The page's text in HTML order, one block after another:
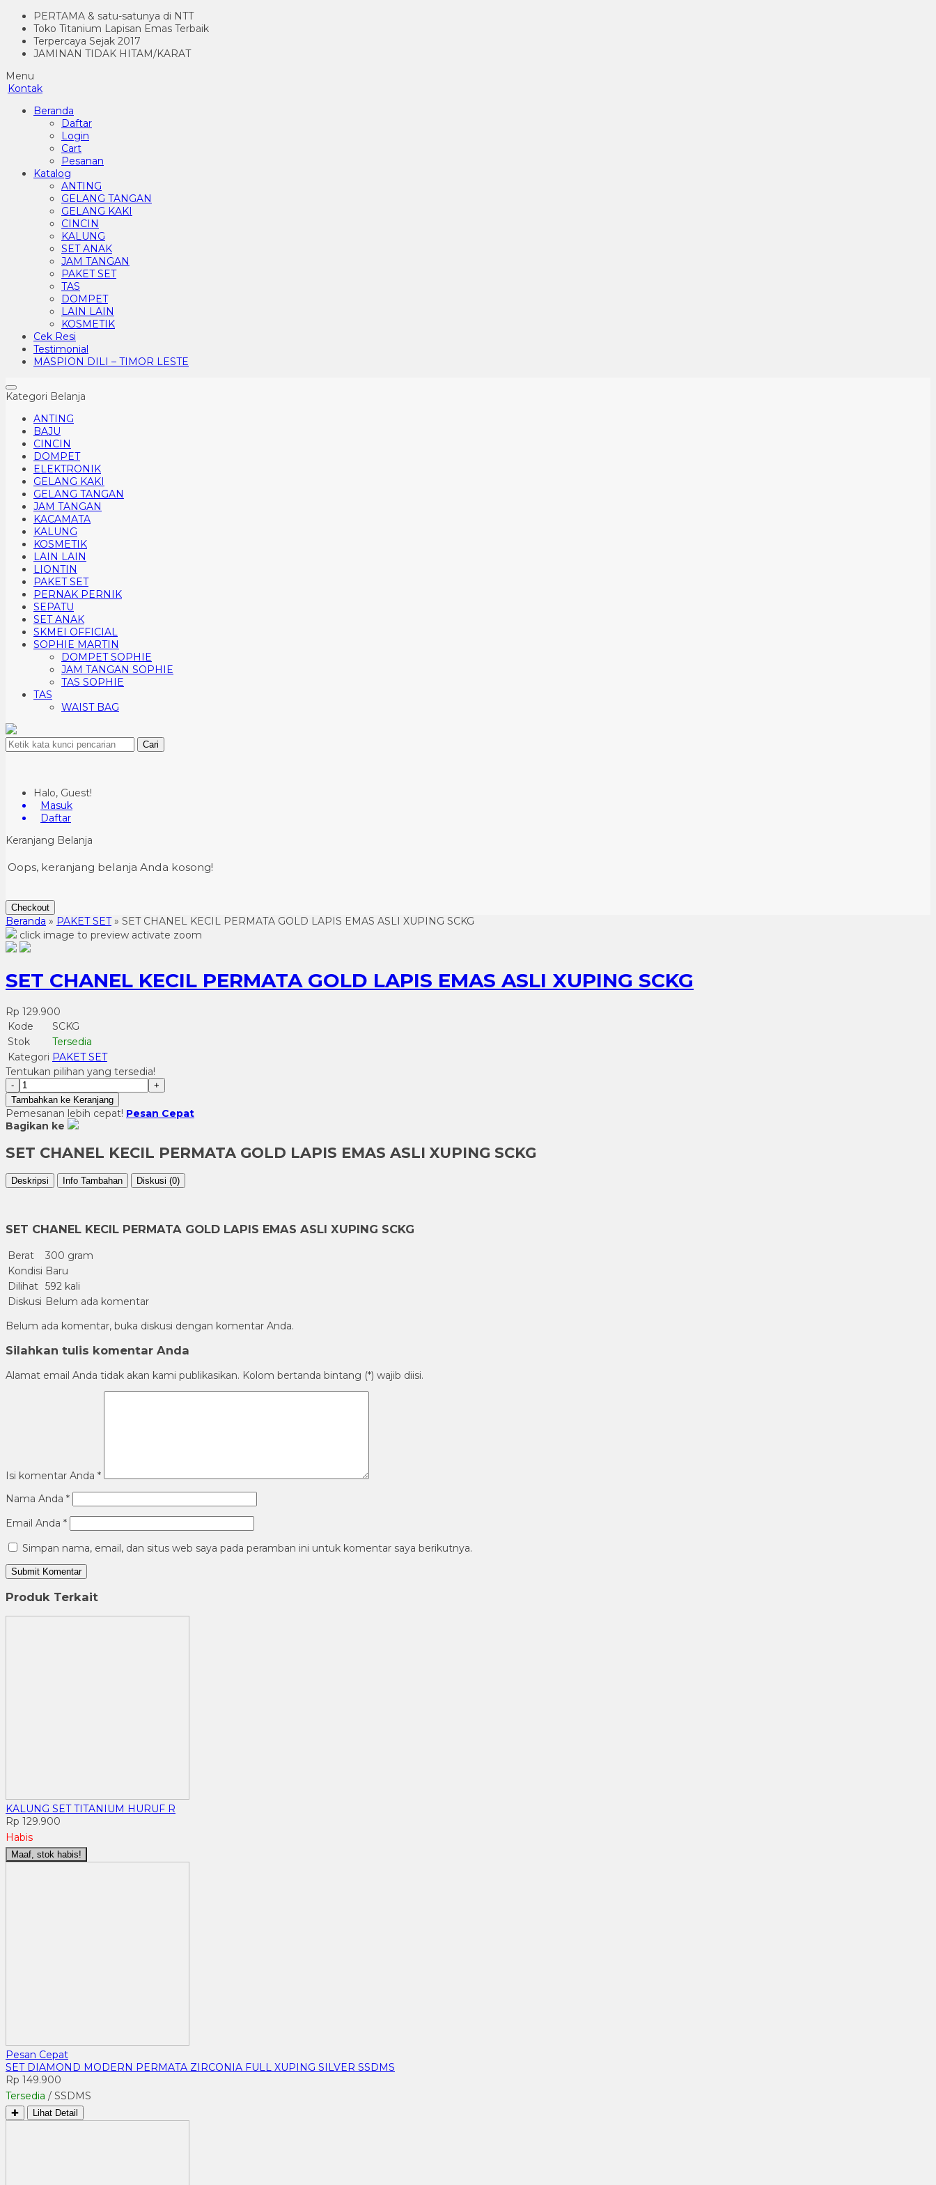
PERTAMA & satu-satunya di NTT
Toko Titanium Lapisan Emas Terbaik
Terpercaya Sejak 2017
JAMINAN TIDAK HITAM/KARAT
Menu
Kontak
Beranda
Daftar
Login
Cart
Pesanan
Katalog
ANTING
GELANG TANGAN
GELANG KAKI
CINCIN
KALUNG
SET ANAK
JAM TANGAN
PAKET SET
TAS
DOMPET
LAIN LAIN
KOSMETIK
Cek Resi
Testimonial
MASPION DILI – TIMOR LESTE
Kategori Belanja
ANTING
BAJU
CINCIN
DOMPET
ELEKTRONIK
GELANG KAKI
GELANG TANGAN
JAM TANGAN
KACAMATA
KALUNG
KOSMETIK
LAIN LAIN
LIONTIN
PAKET SET
PERNAK PERNIK
SEPATU
SET ANAK
SKMEI OFFICIAL
SOPHIE MARTIN
DOMPET SOPHIE
JAM TANGAN SOPHIE
TAS SOPHIE
TAS
WAIST BAG
Cari
Halo, Guest!
Masuk
Daftar
Keranjang Belanja
Oops, keranjang belanja Anda kosong!
Checkout
Beranda » PAKET SET» SET CHANEL KECIL PERMATA GOLD LAPIS EMAS ASLI XUPING SCKG
click image to preview activate zoom
SET CHANEL KECIL PERMATA GOLD LAPIS EMAS ASLI XUPING SCKG
Rp 129.900
Kode
SCKG
Stok
Tersedia
Kategori PAKET SET
Tentukan pilihan yang tersedia!
-
+
Tambahkan ke Keranjang
Pemesanan lebih cepat! Pesan Cepat
Bagikan ke
SET CHANEL KECIL PERMATA GOLD LAPIS EMAS ASLI XUPING SCKG
Deskripsi Info Tambahan Diskusi (0)
SET CHANEL KECIL PERMATA GOLD LAPIS EMAS ASLI XUPING SCKG
Berat
300 gram
Kondisi Baru
Dilihat 592 kali
Diskusi Belum ada komentar
Belum ada komentar, buka diskusi dengan komentar Anda.
Silahkan tulis komentar Anda
Alamat email Anda tidak akan kami publikasikan. Kolom bertanda bintang (*) wajib diisi.
Isi komentar Anda *
Nama Anda *
Email Anda *
Simpan nama, email, dan situs web saya pada peramban ini untuk komentar saya berikutnya.
Produk Terkait
KALUNG SET TITANIUM HURUF R
Rp 129.900
Habis
Maaf, stok habis!
Pesan Cepat
SET DIAMOND MODERN PERMATA ZIRCONIA FULL XUPING SILVER SSDMS
Rp 149.900
Tersedia / SSDMS
✚ Lihat Detail